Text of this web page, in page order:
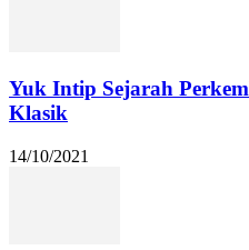
Yuk Intip Sejarah
Klasik
14/10/2021